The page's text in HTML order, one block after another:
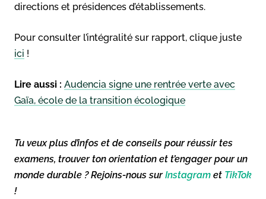
directions et présidences d’établissements.
Pour consulter l’intégralité sur rapport, clique juste
ici !
Lire aussi : Audencia signe une rentrée verte avec
Gaïa, école de la transition écologique
Tu veux plus d’infos et de conseils pour réussir tes
examens, trouver ton orientation et t’engager pour un
monde durable ? Rejoins-nous surInstagram et TikTok
!